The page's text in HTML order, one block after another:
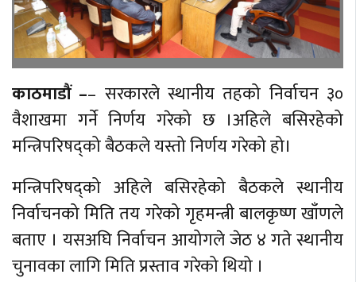
काठमाडौं –– सरकारले स्थानीय तहको निर्वाचन ३०
वैशाखमा गर्ने निर्णय गरेको छ ।अहिले बसिरहेको
मन्त्रिपरिषद्को बैठकले यस्तो निर्णय गरेको हो।
मन्त्रिपरिषद्को अहिले बसिरहेको बैठकले स्थानीय
निर्वाचनको मिति तय गरेको गृहमन्त्री बालकृष्ण खाँणले
बताए । यसअघि निर्वाचन आयोगले जेठ ४ गते स्थानीय
चुनावका लागि मिति प्रस्ताव गरेको थियो ।